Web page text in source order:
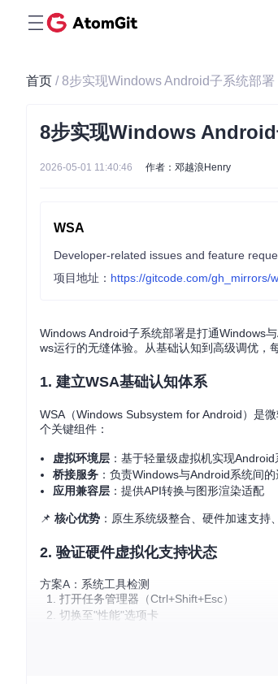
首页 / 8步实现Windows Android子系统部
8步实现Windows Android
2026-05-01 11:40:46 作者：邓越浪Henry
WSA
Developer-related issues and feature
项目地址： https://gitcode.com/gh_mirrors/
Windows Android子系统部署是打通Windows
ws运行的无缝体验。从基础认知到高级调优，
1. 建立WSA基础认知体系
WSA（Windows Subsystem for Android）是
个关键组件：
虚拟环境层 ：基于轻量级虚拟机实现
桥接服务 ：负责Windows与Android系统间
应用兼容层 ：提供API转换与图形渲染适配
📌 核心优势 ：原生系统级整合、硬件加速支持
2. 验证硬件虚拟化支持状态
方案A：系统工具检测
打开任务管理器（Ctrl+Shift+Esc）
切换至"性能"选项卡